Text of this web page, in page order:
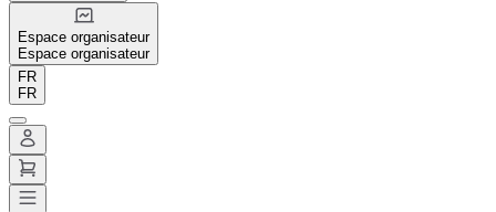
Espace organisateur
Espace organisateur
FR
FR